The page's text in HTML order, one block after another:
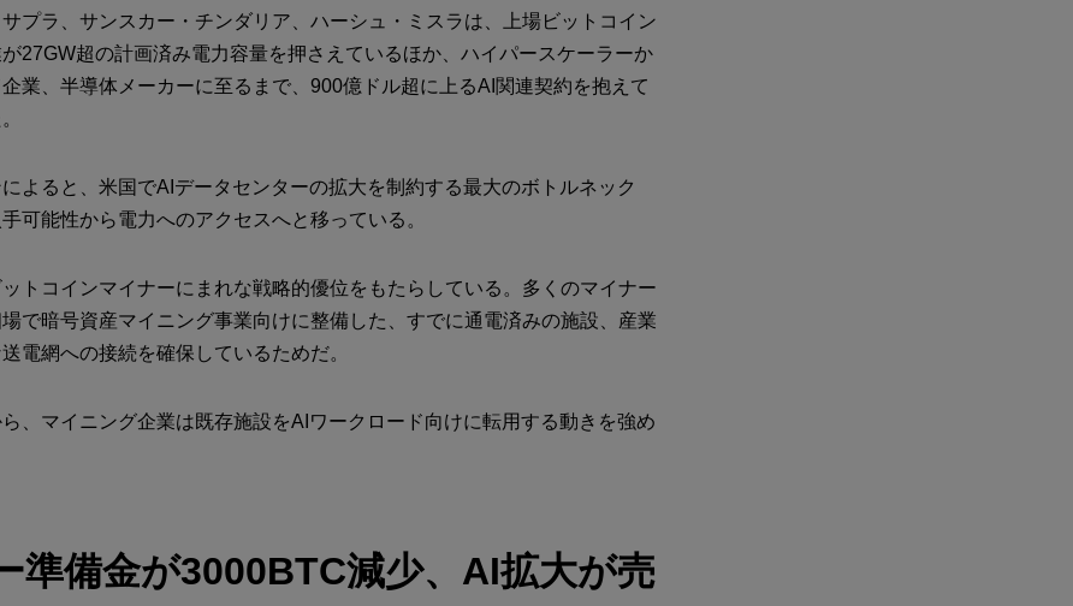
プラ、サンスカー・チンダリア、ハーシュ・ミスラは、上場ビットコイン
27GW超の計画済み電力容量を押さえているほか、ハイパースケーラーか
業、半導体メーカーに至るまで、900億ドル超に上るAI関連契約を抱えて
よると、米国でAIデータセンターの拡大を制約する最大のボトルネック
可能性から電力へのアクセスへと移っている。
トコインマイナーにまれな戦略的優位をもたらしている。多くのマイナー
で暗号資産マイニング事業向けに整備した、すでに通電済みの施設、産業
電網への接続を確保しているためだ。
、マイニング企業は既存施設をAIワークロード向けに転用する動きを強め
準備金が3000BTC減少、AI拡大が売